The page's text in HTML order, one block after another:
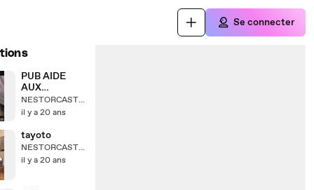
Se connecter
PUB AIDE
AUX
HANDICAPES
NESTORCASTOR
il y a 20 ans
tayoto
NESTORCASTOR
il y a 20 ans